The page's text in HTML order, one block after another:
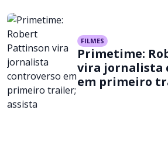
FILMES
Primetime:
vira jornalista
em primeiro